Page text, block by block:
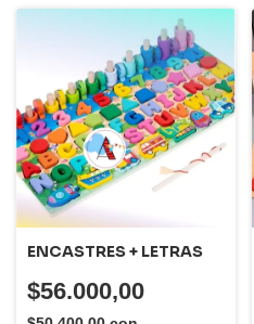
ENCASTRES + LETRAS
$56.000,00